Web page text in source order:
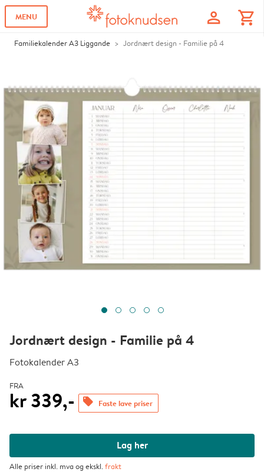
MENU profile shopping_cart
Familiekalender A3 Liggande Jordnært design - Familie på 4
Jordnært design - Familie på 4
Fotokalender A3
FRA
kr 339,- offers Faste lave priser
Lag her
Alle priser inkl. mva og ekskl.frakt